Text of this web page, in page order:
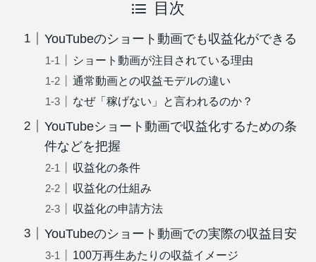
目次
YouTubeのショート動画でも収益化ができる
ショート動画が注目されている理由
通常動画との収益モデルの違い
なぜ「稼げない」と言われるのか？
YouTubeショート動画で収益化するための条
件などを把握
収益化の条件
収益化の仕組み
収益化の申請方法
YouTubeのショート動画での実際の収益目安
100万再生あたりの収益イメージ